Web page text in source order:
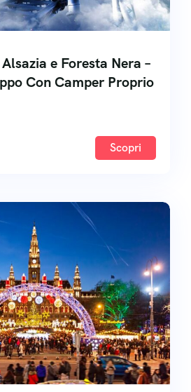
e Foresta Nera –
Con Camper Proprio
Scopri